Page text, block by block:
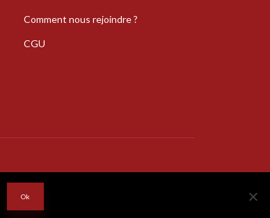
Comment nous rejoindre ?
CGU
Ok